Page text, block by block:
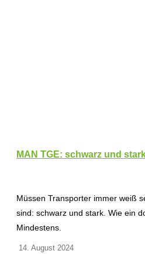
MAN TGE: schwarz und
Müssen Transporter immer weiß
sind: schwarz und stark. Wie ein
Mindestens.
14. August 2024